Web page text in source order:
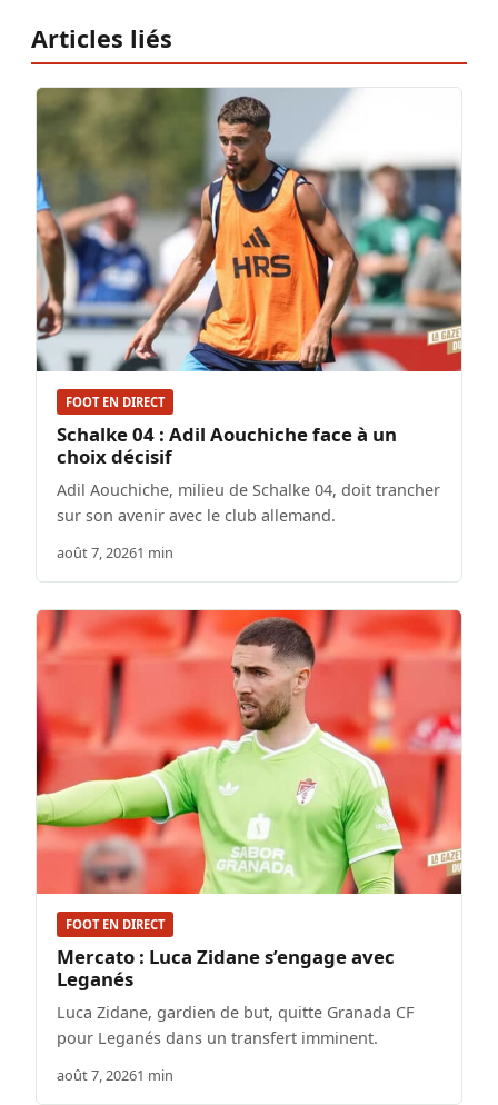
Articles liés
FOOT EN DIRECT
Schalke 04 : Adil Aouchiche face à un
choix décisif
Adil Aouchiche, milieu de Schalke 04, doit trancher
sur son avenir avec le club allemand.
août 7, 20261 min
FOOT EN DIRECT
Mercato : Luca Zidane s’engage avec
Leganés
Luca Zidane, gardien de but, quitte Granada CF
pour Leganés dans un transfert imminent.
août 7, 20261 min